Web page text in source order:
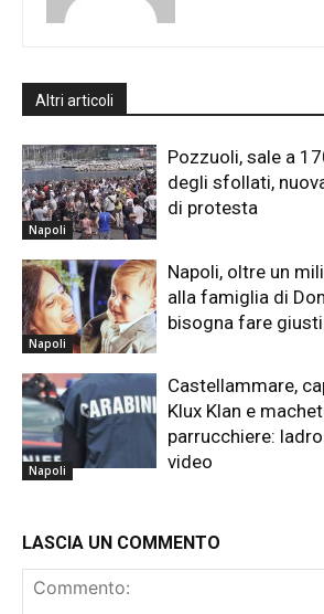
Altri articoli
Napoli
Pozzuoli, sale a
degli sfollati,
di protesta
Napoli
Napoli, oltre un
alla famiglia di
bisogna fare
Napoli
Castellammare,
Klux Klan e
parrucchiere:
video
LASCIA UN COMMENTO